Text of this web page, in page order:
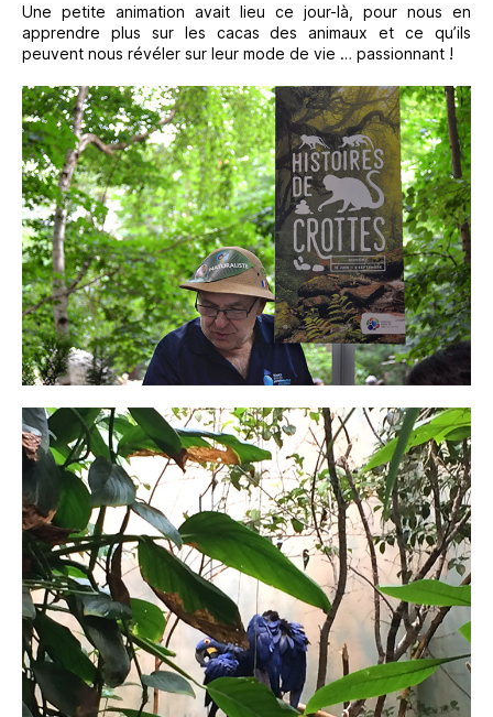
Une petite animation avait lieu ce jour-là, pour nous en
apprendre plus sur les cacas des animaux et ce qu’ils
peuvent nous révéler sur leur mode de vie … passionnant !